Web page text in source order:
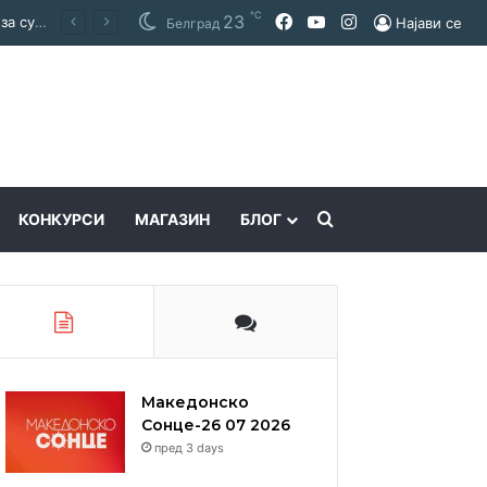
Покраинска поддршка за работата на Македонскиот национален совет: потпишан договор за суфинансирање на активностите Белград 23 ℃ Facebook
YouTubeInstagram
Најави се
КОНКУРСИ МАГАЗИН БЛОГ
Македонско
Сонце-26 07 2026
пред 3 days